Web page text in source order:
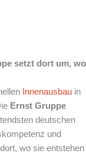
setzt dort um, wo
Innenausbau in
Ernst Gruppe
deutschen
und
wo sie entstehen